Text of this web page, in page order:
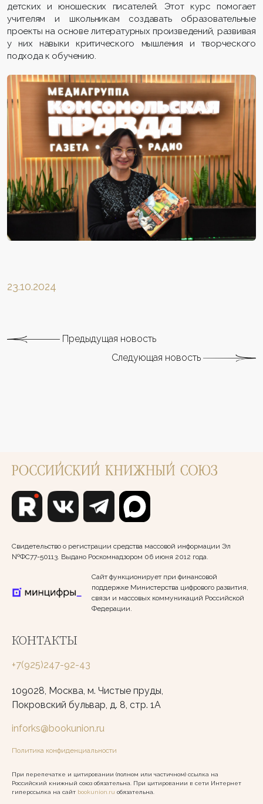
детских и юношеских писателей. Этот курс помогает
учителям и школьникам создавать образовательные
проекты на основе литературных произведений, развивая
у них навыки критического мышления и творческого
подхода к обучению.
23.10.2024
Предыдущая новость
Следующая новость
Свидетельство о регистрации средства массовой информации Эл
№ФС77-50113. Выдано Роскомнадзором 06 июня 2012 года.
Сайт функционирует при финансовой
поддержке Министерства цифрового развития,
связи и массовых коммуникаций Российской
Федерации.
КОНТАКТЫ
+7(925)247-92-43
109028, Москва, м. Чистые пруды,
Покровский бульвар, д. 8, стр. 1А
inforks@bookunion.ru
Политика конфиденциальности
При перепечатке и цитировании (полном или частичном) ссылка на
Российский книжный союз обязательна. При цитировании в сети Интернет
гиперссылка на сайт bookunion.ru обязательна.